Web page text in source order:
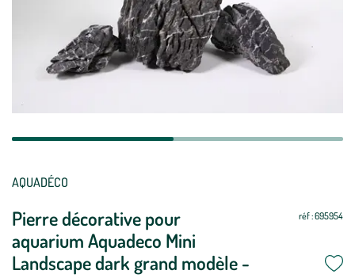
AQUADÉCO
Pierre décorative pour
aquarium Aquadeco Mini
Landscape dark grand modèle -
réf : 695954